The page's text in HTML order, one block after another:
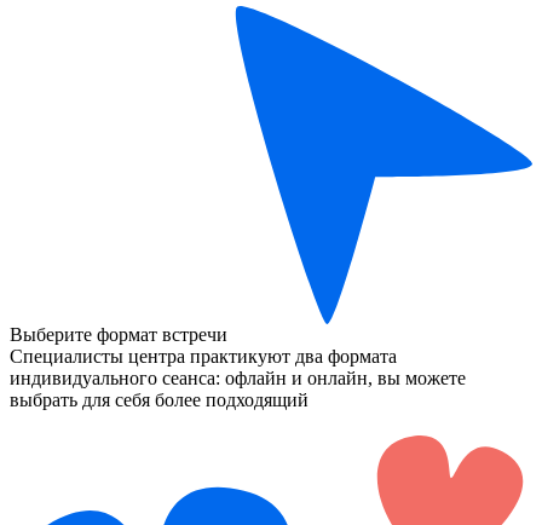
Выберите формат встречи
Специалисты центра практикуют два формата
индивидуального сеанса: офлайн и онлайн, вы можете
выбрать для себя более подходящий